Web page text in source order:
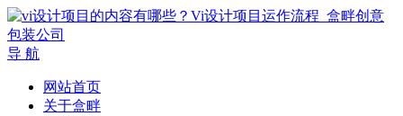
导 航
网站首页
关于盒畔